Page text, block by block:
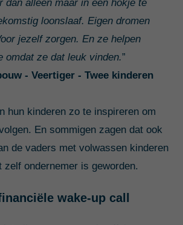
dan alleen maar in een hokje te
loonslaaf. Eigen dromen
jezelf zorgen. En ze helpen
omdat ze dat leuk vinden.”
- Veertiger - Twee kinderen
hun kinderen zo te inspireren om
En sommigen zagen dat ook
de vaders met volwassen kinderen
zelf ondernemer is geworden.
wake-up call